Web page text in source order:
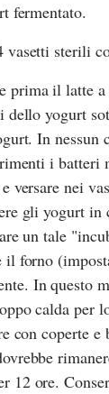
fermentato.
vasetti sterili
prima il latte a
dello yogurt
In nessun
i batteri
versare nei
gli yogurt in
un tale
il forno
In questo
calda per
con coperte e
12 ore.